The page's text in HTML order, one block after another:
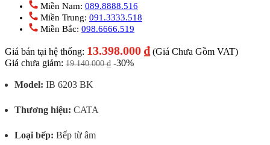
Miền Nam: 089.8888.516
Miền Trung: 091.3333.518
Miền Bắc: 098.6666.519
Giá bán tại hệ thống: 13.398.000 ₫ (Giá Chưa Gồm VAT)
Giá chưa giảm: 19.140.000₫ -30%
Model: IB 6203 BK
Thương hiệu: CATA
Loại bếp: Bếp từ âm